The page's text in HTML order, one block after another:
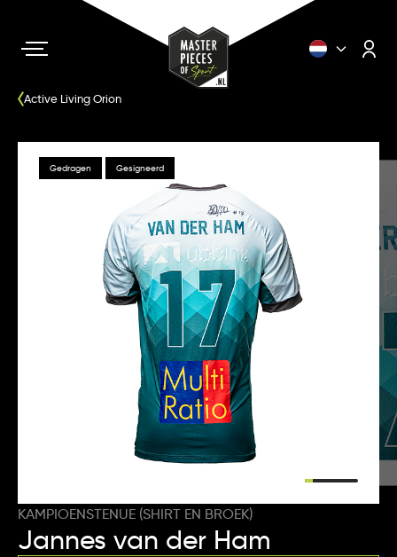
Active Living Orion
Gedragen Gesigneerd
KAMPIOENSTENUE (SHIRT EN BROEK)
Jannes van der Ham